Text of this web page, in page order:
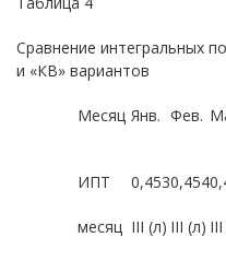
Сравнение интегральных
и «КВ» вариантов
Месяц Янв. Фев.
ИПТ
месяц
0,453
III (л)
0,454
III (л)